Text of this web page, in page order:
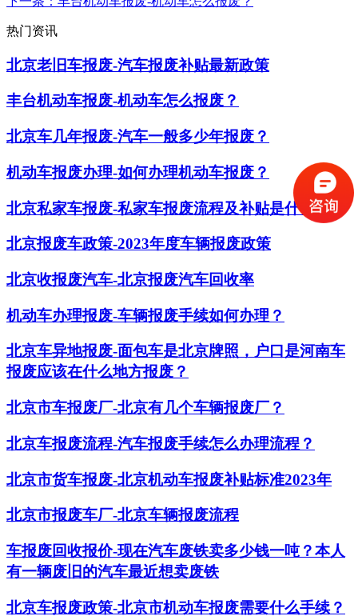
热门资讯
北京老旧车报废-汽车报废补贴最新政策
丰台机动车报废-机动车怎么报废？
北京车几年报废-汽车一般多少年报废？
机动车报废办理-如何办理机动车报废？
北京私家车报废-私家车报废流程及补贴是什么？
北京报废车政策-2023年度车辆报废政策
北京收报废汽车-北京报废汽车回收率
机动车办理报废-车辆报废手续如何办理？
北京车异地报废-面包车是北京牌照，户口是河南车
报废应该在什么地方报废？
北京市车报废厂-北京有几个车辆报废厂？
北京车报废流程-汽车报废手续怎么办理流程？
北京市货车报废-北京机动车报废补贴标准2023年
北京市报废车厂-北京车辆报废流程
车报废回收报价-现在汽车废铁卖多少钱一吨？本人
有一辆废旧的汽车最近想卖废铁
北京车报废政策-北京市机动车报废需要什么手续？